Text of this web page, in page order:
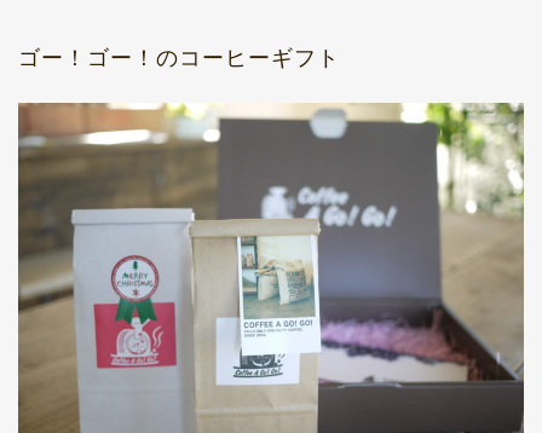
ゴー！ゴー！のコーヒーギフト